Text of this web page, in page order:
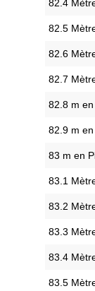
82.4
82.5
82.6
82.7
82.8 m
82.9 m
83 m en
83.1
83.2
83.3
83.4
83.5